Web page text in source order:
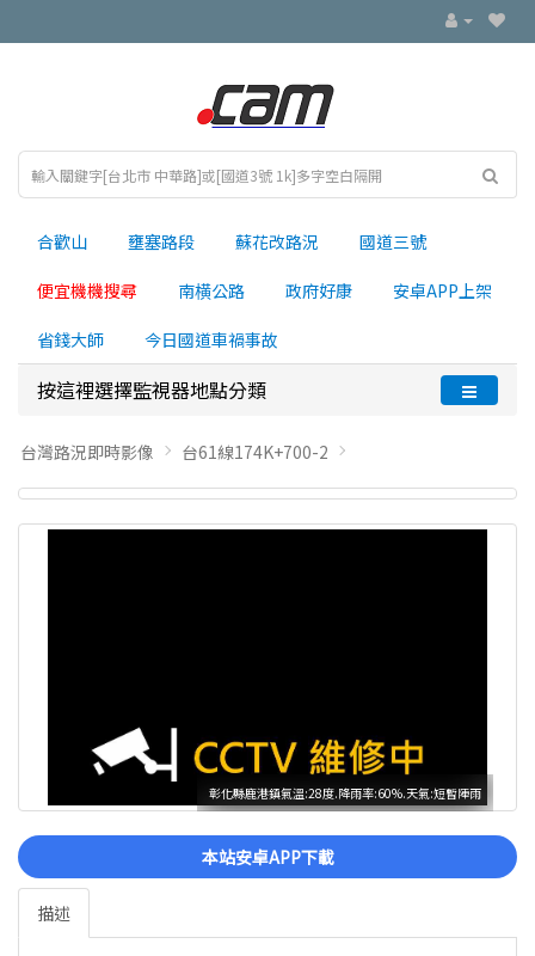
合歡山 壅塞路段 蘇花改路況 國道三號
便宜機機搜尋 南横公路 政府好康 安卓APP上架
省錢大師 今日國道車禍事故
按這裡選擇監視器地點分類
台灣路況即時影像 台61線174K+700-2
彰化縣鹿港鎮氣溫:28度.降雨率:60%.天氣:短暫陣雨
本站安卓APP下載
描述